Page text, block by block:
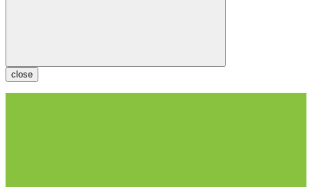
close